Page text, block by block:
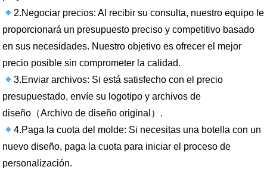
2.Negociar precios: Al recibir su consulta, nuestro equipo le
proporcionará un presupuesto preciso y competitivo basado
en sus necesidades. Nuestro objetivo es ofrecer el mejor
precio posible sin comprometer la calidad.
3.Enviar archivos: Si está satisfecho con el precio
presupuestado, envíe su logotipo y archivos de
diseño（Archivo de diseño original）.
4.Paga la cuota del molde: Si necesitas una botella con un
nuevo diseño, paga la cuota para iniciar el proceso de
personalización.